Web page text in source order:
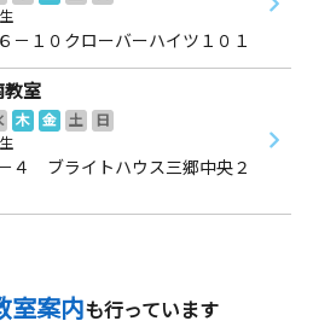
－１０クローバーハイツ１０１
教室
木 金 土
日
４ ブライトハウス三郷中央２
室案内も行っています